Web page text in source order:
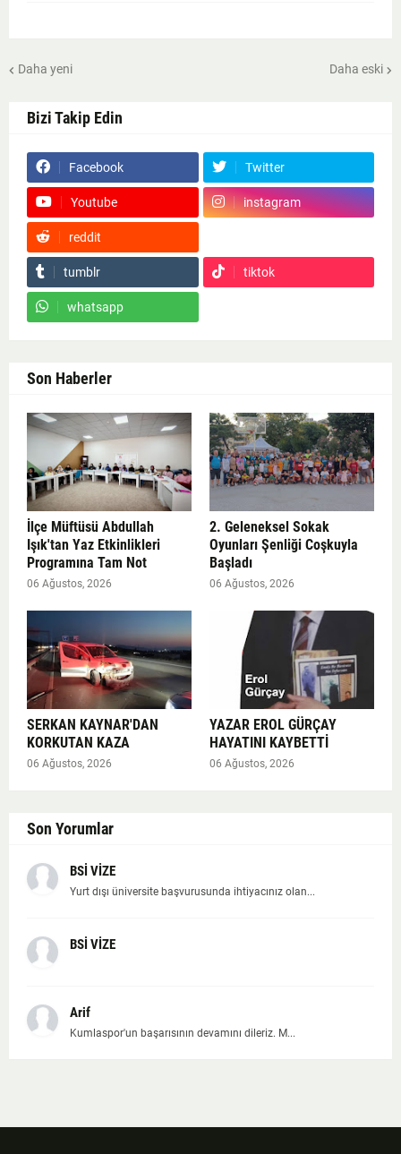
Daha yeni Daha eski
Bizi Takip Edin
Facebook Twitter
Youtube instagram
reddit
tumblr tiktok
whatsapp
Son Haberler
İlçe Müftüsü Abdullah
Işık'tan Yaz Etkinlikleri
Programına Tam Not
06 Ağustos, 2026
2. Geleneksel Sokak
Oyunları Şenliği Coşkuyla
Başladı
06 Ağustos, 2026
SERKAN KAYNAR'DAN
KORKUTAN KAZA
06 Ağustos, 2026
YAZAR EROL GÜRÇAY
HAYATINI KAYBETTİ
06 Ağustos, 2026
Son Yorumlar
BSİ VİZE
Yurt dışı üniversite başvurusunda ihtiyacınız olan...
BSİ VİZE
Arif
Kumlaspor'un başarısının devamını dileriz. M...